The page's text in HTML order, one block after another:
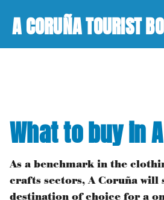
A CORUÑA TOURIST
What to buy in
As a benchmark in the
crafts sectors, A Coruña will
destination of choice for a